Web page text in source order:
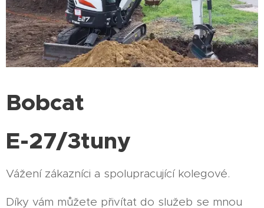
Bobcat
E-27/3tuny
Vážení zákazníci a spolupracující kolegové.
Díky vám můžete přivítat do služeb se mnou